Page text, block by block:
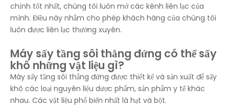
chỉnh tốt nhất, chúng tôi luôn mở các kênh liên lạc của
mình. Điều này nhằm cho phép khách hàng của chúng tôi
luôn được liên lạc thường xuyên.
Máy sấy tầng sôi thẳng đứng có thể sấy
khô những vật liệu gì?
Máy sấy tầng sôi thẳng đứng được thiết kế và sản xuất để sấy
khô các loại nguyên liệu dược phẩm, sản phẩm y tế khác
nhau. Các vật liệu phổ biến nhất là hạt và bột.